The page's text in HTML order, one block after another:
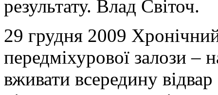
результату. Влад Світоч.
29 грудня 2009
передміхурової залози –
вживати всередину